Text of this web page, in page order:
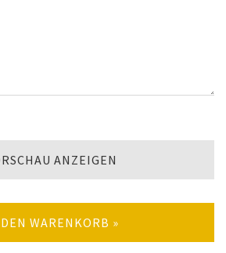
ANZEIGEN
WARENKORB »